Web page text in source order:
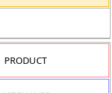
PRODUCT